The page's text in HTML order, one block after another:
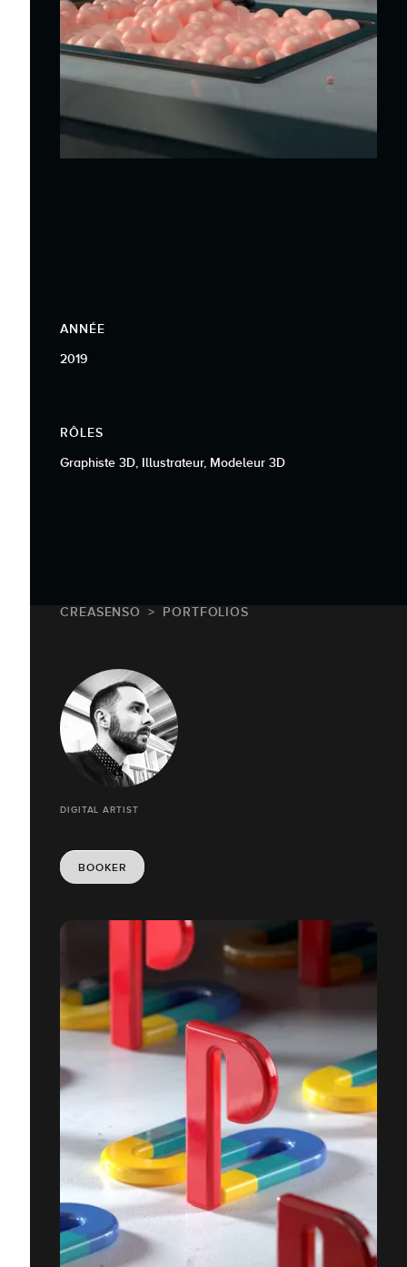
ANNÉE
2019
RÔLES
Graphiste 3D, Illustrateur, Modeleur 3D
CREASENSO PORTFOLIOS
DIGITAL ARTIST
BOOKER